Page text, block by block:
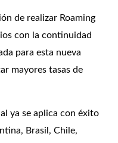
de realizar Roaming
con la continuidad
para esta nueva
mayores tasas de
ya se aplica con éxito
Brasil, Chile,